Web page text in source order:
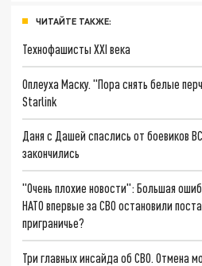
ЧИТАЙТЕ ТАКЖЕ:
Технофашисты XXI века
Оплеуха Маску. "Пора снять белые
Starlink
Даня с Дашей спаслись от боевиков
закончились
"Очень плохие новости": Большая
НАТО впервые за СВО остановили
приграничье?
Три главных инсайда об СВО. Отмена